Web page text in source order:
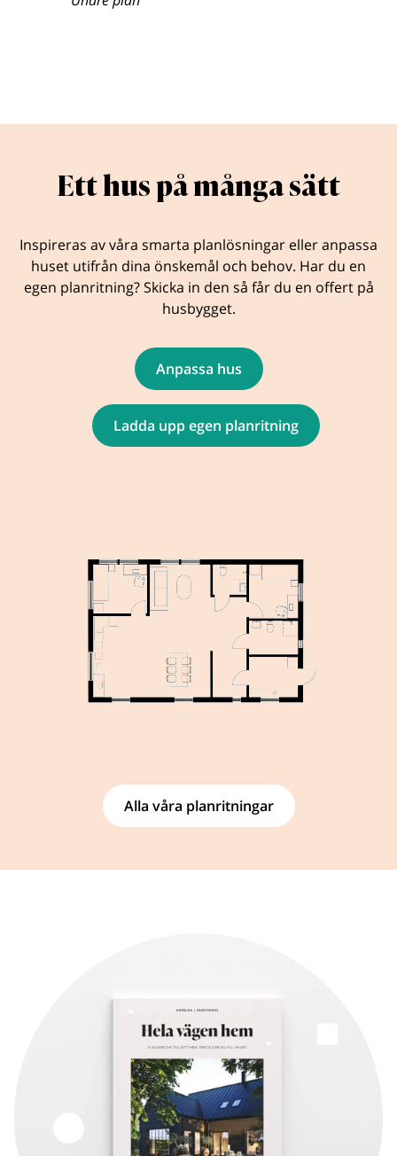
Ett hus på många sätt
Inspireras av våra smarta planlösningar eller anpassa
huset utifrån dina önskemål och behov. Har du en
egen planritning? Skicka in den så får du en offert på
husbygget.
Anpassa hus
Ladda upp egen planritning
Alla våra planritningar